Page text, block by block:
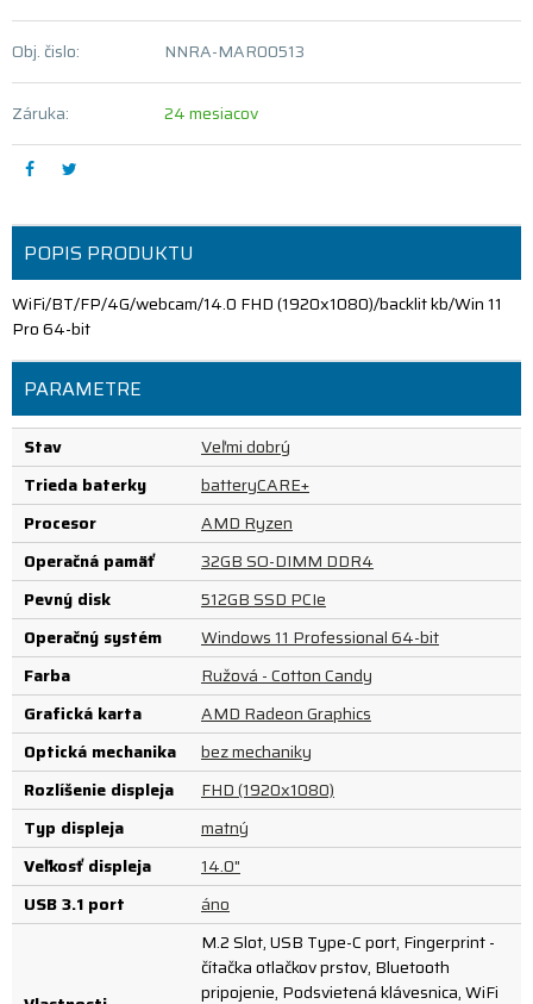
Obj. čislo: NNRA-MAR00513
Záruka: 24 mesiacov
POPIS PRODUKTU
WiFi/BT/FP/4G/webcam/14.0 FHD (1920x1080)/backlit kb/Win 11
Pro 64-bit
PARAMETRE
Stav
Veľmi dobrý
Trieda baterky
batteryCARE+
Procesor
AMD Ryzen
Operačná pamäť
32GB SO-DIMM DDR4
Pevný disk
512GB SSD PCIe
Operačný systém
Windows 11 Professional 64-bit
Farba
Ružová - Cotton Candy
Grafická karta
AMD Radeon Graphics
Optická mechanika
bez mechaniky
Rozlíšenie displeja
FHD (1920x1080)
Typ displeja
matný
Veľkosť displeja
14.0"
USB 3.1 port
áno
M.2 Slot, USB Type-C port, Fingerprint -
čítačka otlačkov prstov, Bluetooth
pripojenie, Podsvietená klávesnica, WiFi